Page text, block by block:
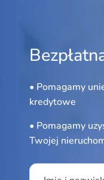
• Pomagamy
kredytowe
• Pomagamy
Twojej
Please leave